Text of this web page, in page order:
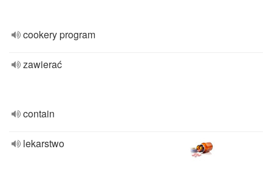
cookery program
zawierać
contain
lekarstwo